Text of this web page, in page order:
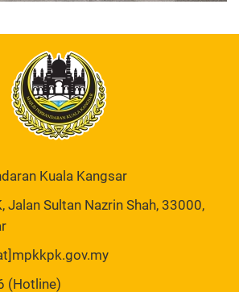
Kuala Kangsar
Jalan Sultan Nazrin Shah, 33000,
(Hotline)